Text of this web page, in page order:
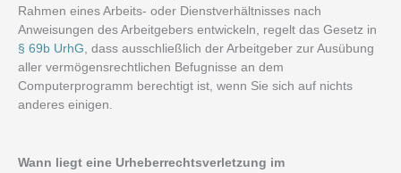
Rahmen eines Arbeits- oder Dienstverhältnisses nach
Anweisungen des Arbeitgebers entwickeln, regelt das Gesetz in
§ 69b UrhG, dass ausschließlich der Arbeitgeber zur Ausübung
aller vermögensrechtlichen Befugnisse an dem
Computerprogramm berechtigt ist, wenn Sie sich auf nichts
anderes einigen.
Wann liegt eine Urheberrechtsverletzung im